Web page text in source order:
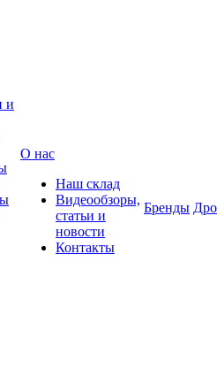
О нас
Наш склад
Видеообзоры,
статьи и
новости
Контакты
Бренды